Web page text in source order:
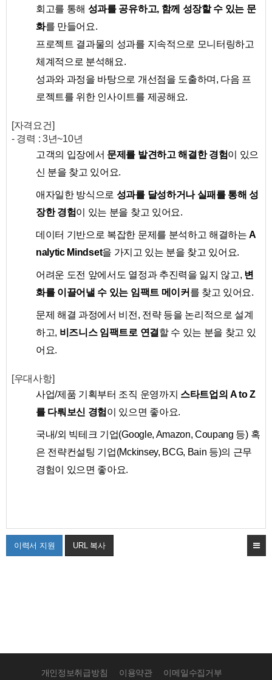
회고를 통해 성과를 공유하고, 함께 성장할 수 있는 문
화를 만들어요.
프로젝트 결과물의 성과를 지속적으로 모니터링하고
체계적으로 분석해요.
성과와 과정을 바탕으로 개선점을 도출하며, 다음 프
로젝트를 위한 인사이트를 제공해요.
[자격요건]
- 경력 : 3년~10년
고객의 입장에서 문제를 발견하고 해결한 경험이 있으
신 분을 찾고 있어요.
애자일한 방식으로 성과를 달성하거나 실패를 통해 성
장한 경험이 있는 분을 찾고 있어요.
데이터 기반으로 복잡한 문제를 분석하고 해결하는A
nalytic Mindset을 가지고 있는 분을 찾고 있어요.
어려운 도전 앞에서도 열정과 추진력을 잃지 않고, 변
화를 이끌어낼 수 있는 임팩트 메이커 를 찾고 있어요.
문제 해결 과정에서 비전, 전략 등을 논리적으로 설계
하고, 비즈니스 임팩트로 연결 할 수 있는 분을 찾고 있
어요.
[우대사항]
사업/제품 기획부터 조직 운영까지 스타트업의 A to Z
를 다뤄보신 경험 이 있으면 좋아요.
국내/외 빅테크 기업(Google, Amazon, Coupang 등) 혹
은 전략컨설팅 기업(Mckinsey, BCG, Bain 등)의 근무
경험이 있으면 좋아요.
이력서 지원 URL 복사
개인정보취급방침 이용약관 이메일수집거부